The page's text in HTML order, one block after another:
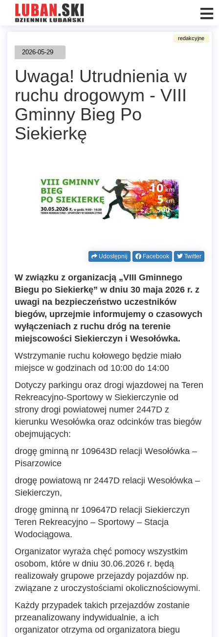
2026-05-29
Uwaga! Utrudnienia w
ruchu drogowym - VIII
Gminny Bieg Po
Siekierkę
Udostępnij Facebook Twitter
W związku z organizacją „VIII Gminnego
Biegu po Siekierkę” w dniu 30 maja 2026 r. z
uwagi na bezpieczeństwo uczestników
biegów, uprzejmie informujemy o czasowych
wyłączeniach z ruchu dróg na terenie
miejscowości Siekierczyn i Wesołówka.
Wstrzymanie ruchu kołowego będzie miało
miejsce w godzinach od 10:00 do 14:00
Dotyczy parkingu oraz drogi wjazdowej na Teren
Rekreacyjno-Sportowy w Siekierczynie od
strony drogi powiatowej numer 2447D z
kierunku Wesołówka oraz odcinków tras biegów
obejmujących:
drogę gminną nr 109643D relacji Wesołówka –
Pisarzowice
drogę powiatową nr 2447D relacji Wesołówka –
Siekierczyn,
drogę gminną nr 109647D relacji Siekierczyn
Teren Rekreacyjno – Sportowy – Stacja
Wodociągowa.
Organizator wyraża chęć pomocy wszystkim
osobom, które w dniu 30.06.2026 r. będą
realizowały grupowe przejazdy pojazdów np.
związane z uroczystościami okolicznościowymi.
Każdy przypadek takich przejazdów zostanie
przeanalizowany indywidualnie, a ich
organizator otrzyma od organizatora biegu